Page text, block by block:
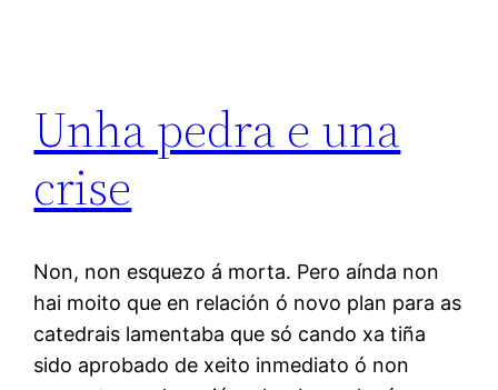
Unha pedra e una
crise
Non, non esquezo á morta. Pero aínda non
hai moito que en relación ó novo plan para as
catedrais lamentaba que só cando xa tiña
sido aprobado de xeito inmediato ó non